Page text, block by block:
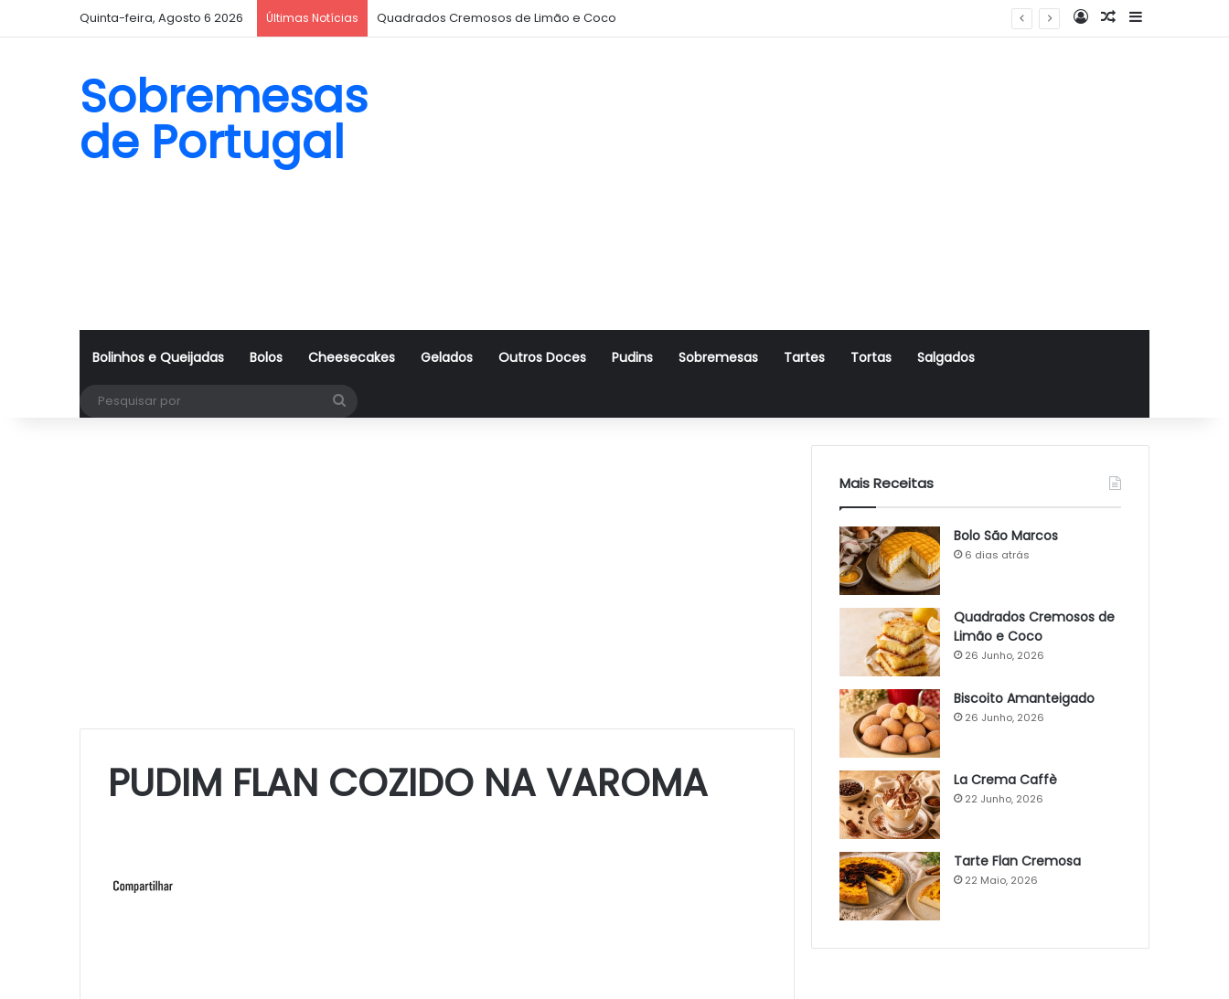
Quinta-feira, Agosto 6 2026 Últimas Notícias Quadrados Cremosos de Limão e Coco Log InArtigo Aleatório
Sidebar
Sobremesas
de Portugal
Bolinhos e Queijadas Bolos Cheesecakes Gelados Outros Doces Pudins Sobremesas Tartes Tortas Salgados
PUDIM FLAN COZIDO NA VAROMA
Mais Receitas
Bolo São Marcos
6 dias atrás
Quadrados Cremosos de
Limão e Coco
26 Junho, 2026
Biscoito Amanteigado
26 Junho, 2026
La Crema Caffè
22 Junho, 2026
Tarte Flan Cremosa
22 Maio, 2026